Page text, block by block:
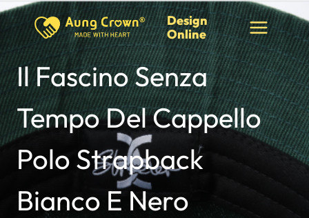
Vai
al
contenuto
Design
Online
Il Fascino Senza
Tempo Del Cappello
Polo Strapback
Bianco E Nero